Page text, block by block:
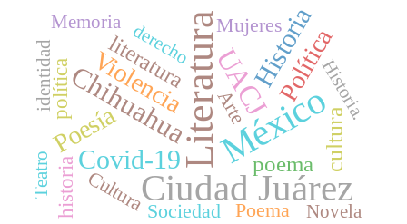
Literatura
Ciudad Juárez
México
UACJ
Chihuahua
Historia
Covid-19
Poesía
Violencia Política
cultura
poema
literatura
política
historia Cultura Poema
Arte
Sociedad
Mujeres
derecho
Teatro
identidad
Memoria
Historia.
Novela